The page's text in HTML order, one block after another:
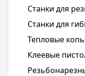
Станки для
Станки для
Тепловые
Клеевые